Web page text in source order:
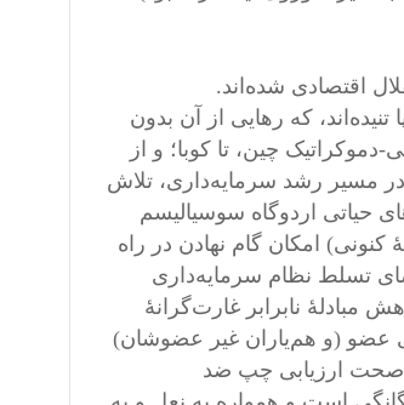
اقتصادی شده‌اند.
که رهایی از آن بدون
چین، تا کوبا؛ و از
مسیر رشد سرمایه‌داری، تلاش
حیاتی اردوگاه سوسیالیسم
امکان گام نهادن در راه
تسلط نظام سرمایه‌داری
مبادلۀ نابرابر غارت‌گرانۀ
عضو (و هم‌یاران غیر عضوشان)
صحت ارزیابی چپ ضد